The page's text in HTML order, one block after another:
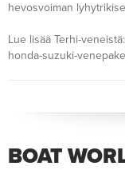
hevosvoiman
Lue lisää Terhi-
honda-suzuki-
BOAT